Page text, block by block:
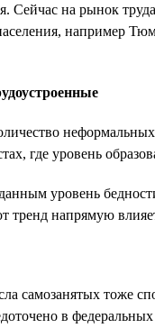
Сейчас на рынок
например
где уровень
уровень
тренд напрямую
самозанятых тоже
в